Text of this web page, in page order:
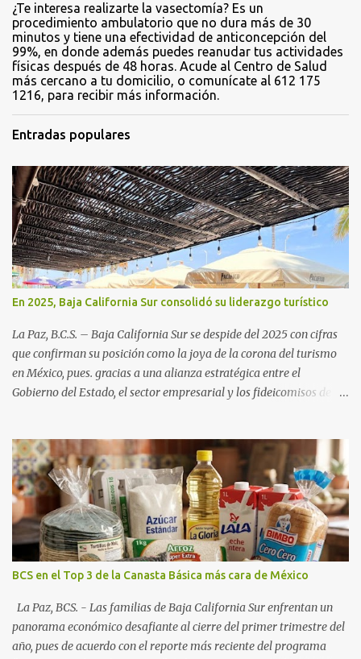
¿Te interesa realizarte la vasectomía? Es un
procedimiento ambulatorio que no dura más de 30
minutos y tiene una efectividad de anticoncepción del
99%, en donde además puedes reanudar tus actividades
físicas después de 48 horas. Acude al Centro de Salud
más cercano a tu domicilio, o comunícate al 612 175
1216, para recibir más información.
Entradas populares
En 2025, Baja California Sur consolidó su liderazgo turístico
La Paz, B.C.S. – Baja California Sur se despide del 2025 con cifras
que confirman su posición como la joya de la corona del turismo
en México, pues. gracias a una alianza estratégica entre el
Gobierno del Estado, el sector empresarial y los fideicomisos de
una derrama económica sin precedentes. Las proyecciones para
este periodo vacacional son optimistas, con un promedio estatal
que supera el 70% . Sin embargo, la sorpresa del año la ha dado el
norte del estado. Comondú encabeza las expectativas con un
impresionante 89% de ocupación, impulsado por el interés
creciente en el turismo de naturaleza. Le siguen destinos
consolidados y emergentes: Los Cabos: 72% promedio (esperando
picos del 79% en Año Nuevo). La Paz: 66%. Loreto: 58%. Mulegé:
54%. "Estamos viendo un fenómeno de diversificación. Ya no solo
vienen por el lujo de Los Cabos, sino por la aut...
BCS en el Top 3 de la Canasta Básica más cara de México
La Paz, BCS. - Las familias de Baja California Sur enfrentan un
panorama económico desafiante al cierre del primer trimestre del
año, pues de acuerdo con el reporte más reciente del programa